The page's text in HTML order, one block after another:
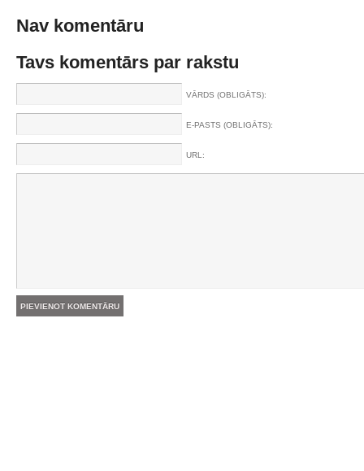
Nav komentāru
Tavs komentārs par rakstu
VĀRDS (OBLIGĀTS):
E-PASTS (OBLIGĀTS):
URL: